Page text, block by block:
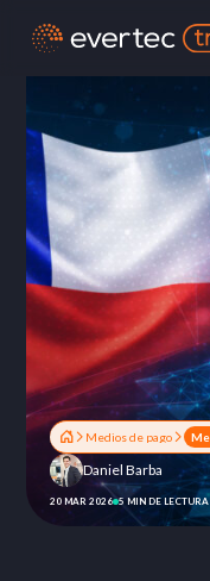
Medios de pago
Daniel Barba
20 MAR 2026 5 MIN DE LECTURA